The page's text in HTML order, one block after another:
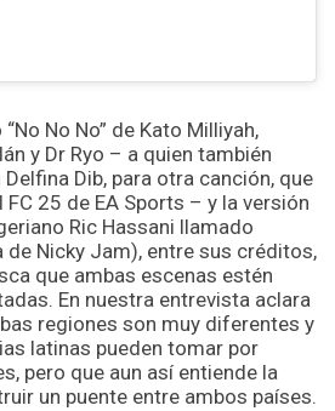
No No” de Kato Milliyah,
y Dr Ryo – a quien también
Dib, para otra canción, que
25 de EA Sports – y la versión
Ric Hassani llamado
de Nicky Jam), entre sus créditos,
que ambas escenas estén
En nuestra entrevista aclara
regiones son muy diferentes y
latinas pueden tomar por
pero que aun así entiende la
un puente entre ambos países.